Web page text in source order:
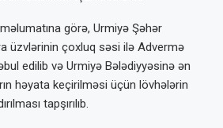
görə, Urmiyə Şəhər
üzvlərinin çoxluq səsi ilə Advermə
edilib və Urmiyə Bələdiyyəsinə ən
həyata keçirilməsi üçün lövhələrin
tapşırılıb.